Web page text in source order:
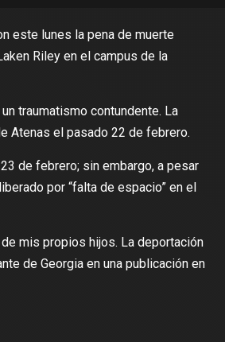
este lunes la pena de muerte
Riley en el campus de la
traumatismo contundente. La
Atenas el pasado 22 de febrero.
de febrero; sin embargo, a pesar
por “falta de espacio” en el
mis propios hijos. La deportación
de Georgia en una publicación en